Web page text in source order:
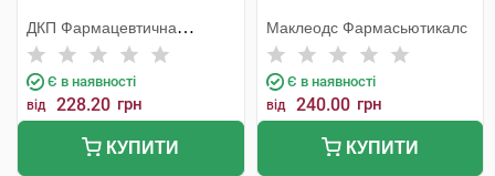
ДКП Фармацевтична
фабрика
Є в наявності
від 228.20 грн
КУПИТИ
Маклеодс Фармасьютикалс
Є в наявності
від 240.00 грн
КУПИТИ